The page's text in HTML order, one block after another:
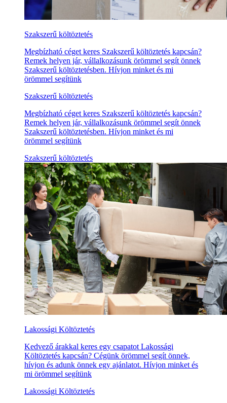
Szakszerű költöztetés
Megbízható céget keres Szakszerű költöztetés kapcsán?
Remek helyen jár, vállalkozásunk örömmel segít önnek
Szakszerű költöztetésben. Hívjon minket és mi
örömmel segítünk
Szakszerű költöztetés
Megbízható céget keres Szakszerű költöztetés kapcsán?
Remek helyen jár, vállalkozásunk örömmel segít önnek
Szakszerű költöztetésben. Hívjon minket és mi
örömmel segítünk
Szakszerű költöztetés
Lakossági Költöztetés
Kedvező árakkal keres egy csapatot Lakossági
Költöztetés kapcsán? Cégünk örömmel segít önnek,
hívjon és adunk önnek egy ajánlatot. Hívjon minket és
mi örömmel segítünk
Lakossági Költöztetés